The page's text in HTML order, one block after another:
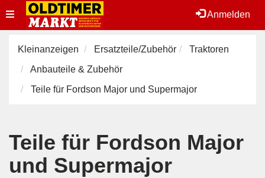
Anmelden
Toggle
navigation
Kleinanzeigen Ersatzteile/Zubehör
Traktoren
Anbauteile & Zubehör
Teile für Fordson Major und Supermajor
Teile für Fordson Major
und Supermajor